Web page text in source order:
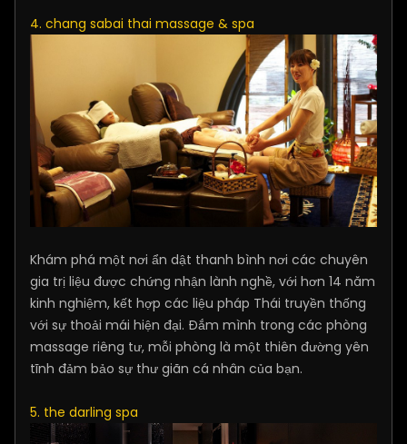
4. chang sabai thai massage & spa
Khám phá một nơi ẩn dật thanh bình nơi các chuyên
gia trị liệu được chứng nhận lành nghề, với hơn 14 năm
kinh nghiệm, kết hợp các liệu pháp Thái truyền thống
với sự thoải mái hiện đại. Đắm mình trong các phòng
massage riêng tư, mỗi phòng là một thiên đường yên
tĩnh đảm bảo sự thư giãn cá nhân của bạn.
5. the darling spa